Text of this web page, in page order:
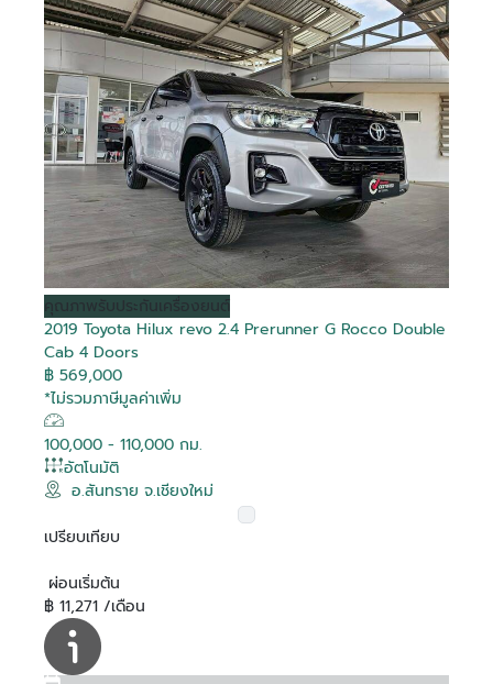
คุณภาพรับประกันเครื่องยนต์
2019 Toyota Hilux revo 2.4 Prerunner G Rocco Double
Cab 4 Doors
฿ 569,000
*ไม่รวมภาษีมูลค่าเพิ่ม
100,000 - 110,000 กม.
อัตโนมัติ
อ.สันทราย จ.เชียงใหม่
เปรียบเทียบ
ผ่อนเริ่มต้น
฿ 11,271 /เดือน